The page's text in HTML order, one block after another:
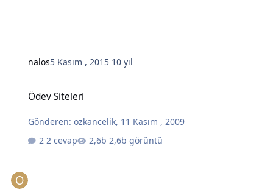
nalos5 Kasım , 2015 10 yıl
Ödev Siteleri
Gönderen:ozkancelik, 11 Kasım , 2009
2 cevap
2,6b görüntü